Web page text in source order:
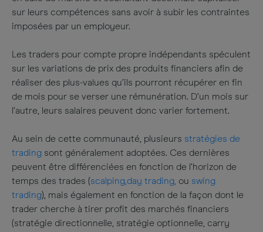
sur leurs compétences sans avoir à subir les contraintes
imposées par un employeur.
Les traders pour compte propre indépendants spéculent
sur les variations de prix des produits financiers afin de
réaliser des plus-values qu’ils pourront récupérer en fin
de mois pour se verser une rémunération. D’un mois sur
l’autre, leurs salaires peuvent donc varier fortement.
Au sein de cette communauté, plusieurs stratégies de
trading sont généralement adoptées. Ces dernières
peuvent être différenciées en fonction de l’horizon de
temps des trades (scalping, day trading, ou swing
trading), mais également en fonction de la façon dont le
trader cherche à tirer profit des marchés financiers
(stratégie directionnelle, stratégie optionnelle, carry